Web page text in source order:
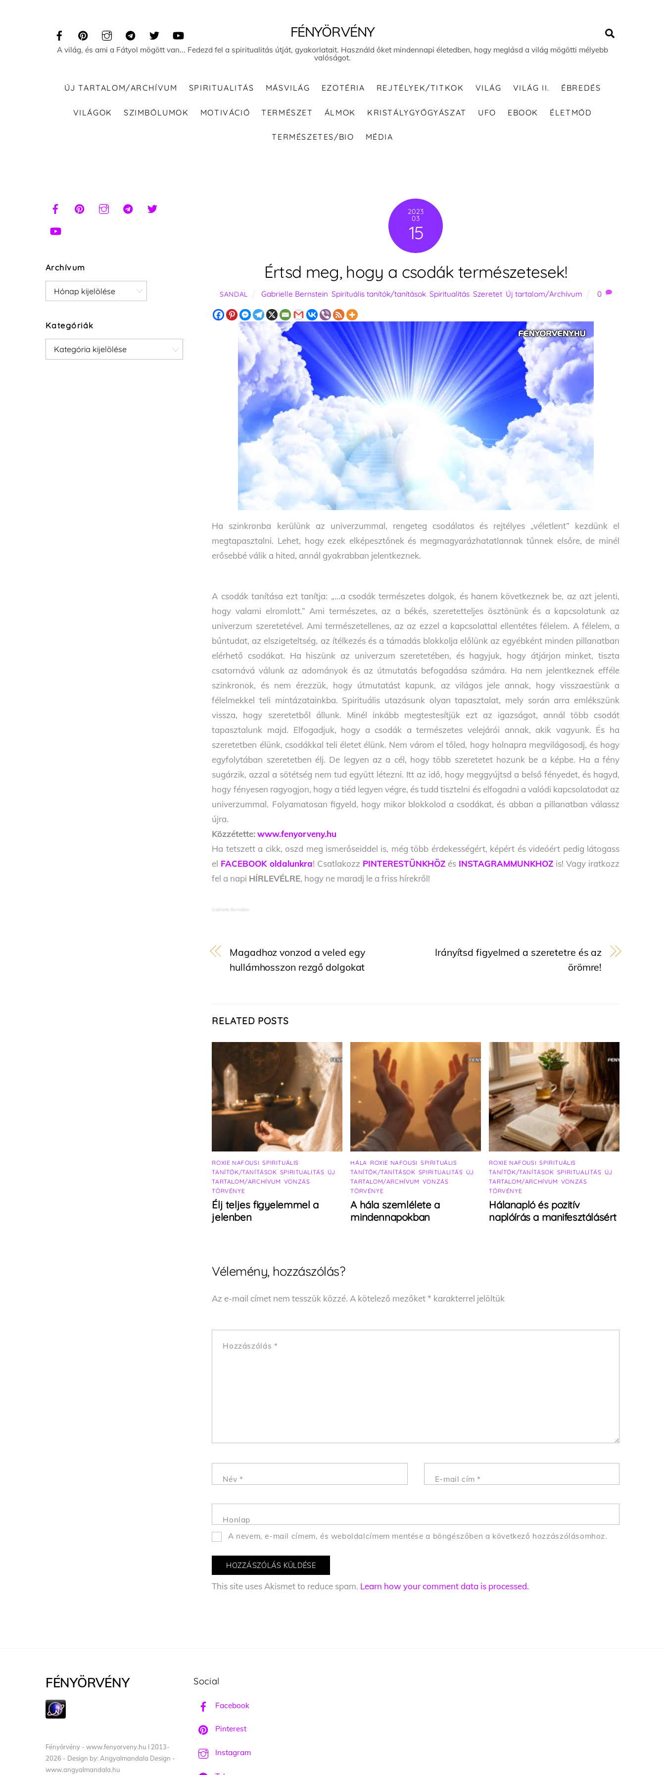
FÉNYÖRVÉNY
A világ, és ami a Fátyol mögött van... Fedezd fel a spiritualitás útját, gyakorlatait. Használd őket mindennapi életedben, hogy meglásd a világ mögötti mélyebb
valóságot.
ÚJ TARTALOM/ARCHÍVUM SPIRITUALITÁS MÁSVILÁG EZOTÉRIA REJTÉLYEK/TITKOK VILÁG VILÁG II. ÉBREDÉS
VILÁGOK SZIMBÓLUMOK MOTIVÁCIÓ TERMÉSZET ÁLMOK KRISTÁLYGYÓGYÁSZAT UFO EBOOK ÉLETMÓD
TERMÉSZETES/BIO MÉDIA
2023
03
15
Értsd meg, hogy a csodák természetesek!
SANDAL Gabrielle Bernstein Spirituális tanítók/tanítások, Spiritualitás, Szeretet, Új tartalom/Archívum 0
Ha szinkronba kerülünk az univerzummal, rengeteg csodálatos és rejtélyes „véletlent” kezdünk el
megtapasztalni. Lehet, hogy ezek elképesztőnek és megmagyarázhatatlannak tűnnek elsőre, de minél
erősebbé válik a hited, annál gyakrabban jelentkeznek.
A csodák tanítása ezt tanítja: „…a csodák természetes dolgok, és hanem következnek be, az azt jelenti,
hogy valami elromlott.” Ami természetes, az a békés, szeretetteljes ösztönünk és a kapcsolatunk az
univerzum szeretetével. Ami természetellenes, az az ezzel a kapcsolattal ellentétes félelem. A félelem, a
bűntudat, az elszigeteltség, az ítélkezés és a támadás blokkolja előlünk az egyébként minden pillanatban
elérhető csodákat. Ha hiszünk az univerzum szeretetében, és hagyjuk, hogy átjárjon minket, tiszta
csatornává válunk az adományok és az útmutatás befogadása számára. Ha nem jelentkeznek efféle
szinkronok, és nem érezzük, hogy útmutatást kapunk, az világos jele annak, hogy visszaestünk a
félelmekkel teli mintázatainkba. Spirituális utazásunk olyan tapasztalat, mely során arra emlékszünk
vissza, hogy szeretetből állunk. Minél inkább megtestesítjük ezt az igazságot, annál több csodát
tapasztalunk majd. Elfogadjuk, hogy a csodák a természetes velejárói annak, akik vagyunk. És ha
szeretetben élünk, csodákkal teli életet élünk. Nem várom el tőled, hogy holnapra megvilágosodj, és hogy
egyfolytában szeretetben élj. De legyen az a cél, hogy több szeretetet hozunk be a képbe. Ha a fény
sugárzik, azzal a sötétség nem tud együtt létezni. Itt az idő, hogy meggyújtsd a belső fényedet, és hagyd,
hogy fényesen ragyogjon, hogy a tiéd legyen végre, és tudd tisztelni és elfogadni a valódi kapcsolatodat az
univerzummal. Folyamatosan figyeld, hogy mikor blokkolod a csodákat, és abban a pillanatban válassz
újra.
Közzétette: www.fenyorveny.hu
Ha tetszett a cikk, oszd meg ismerőseiddel is, még több érdekességért, képért és videóért pedig látogass
el FACEBOOK oldalunkra! Csatlakozz PINTERESTÜNKHÖZ és INSTAGRAMMUNKHOZ is! Vagy iratkozz
fel a napi HÍRLEVÉLRE, hogy ne maradj le a friss hírekről!
Gabrielle Bernstein
Magadhoz vonzod a veled egy
hullámhosszon rezgő dolgokat
Irányítsd figyelmed a szeretetre és az
örömre!
RELATED POSTS
ROXIE NAFOUSI ,SPIRITUÁLIS
TANÍTÓK/TANÍTÁSOK SPIRITUALITÁS ÚJ
TARTALOM/ARCHÍVUM VONZÁS
TÖRVÉNYE
Élj teljes figyelemmel a
jelenben
HÁLA ROXIE NAFOUSI SPIRITUÁLIS
TANÍTÓK/TANÍTÁSOK SPIRITUALITÁS ÚJ
TARTALOM/ARCHÍVUM VONZÁS
TÖRVÉNYE
A hála szemlélete a
mindennapokban
ROXIE NAFOUSI ,SPIRITUÁLIS
TANÍTÓK/TANÍTÁSOK SPIRITUALITÁS ÚJ
TARTALOM/ARCHÍVUM VONZÁS
TÖRVÉNYE
Hálanapló és pozitív
naplóírás a manifesztálásért
Vélemény, hozzászólás?
Az e-mail címet nem tesszük közzé. A kötelező mezőket* karakterrel jelöltük
Hozzászólás *
Név * E-mail cím*
Honlap
A nevem, e-mail címem, és weboldalcímem mentése a böngészőben a következő hozzászólásomhoz.
This site uses Akismet to reduce spam. Learn how your comment data is processed.
Archívum
Archívum
Kategóriák
Kategóriák
FÉNYÖRVÉNY
Fényörvény - www.fenyorveny.hu I 2013-
2026 - Design by: Angyalmandala Design -
www.angyalmandala.hu
Social
Facebook
Pinterest
Instagram